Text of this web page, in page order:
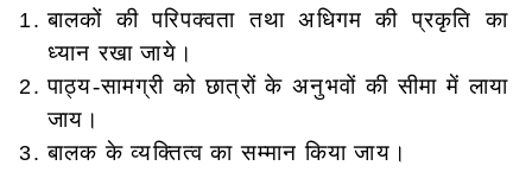
बालकों की परिपक्वता तथा अधिगम की प्रकृति का
ध्यान रखा जाये।
पाठ्य-सामग्री को छात्रों के अनुभवों की सीमा में लाया
जाय।
बालक के व्यक्तित्व का सम्मान किया जाय।